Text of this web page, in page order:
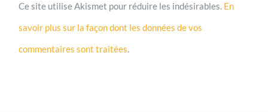
Ce site utilise Akismet pour réduire les indésirables. En
savoir plus sur la façon dont les données de vos
commentaires sont traitées.